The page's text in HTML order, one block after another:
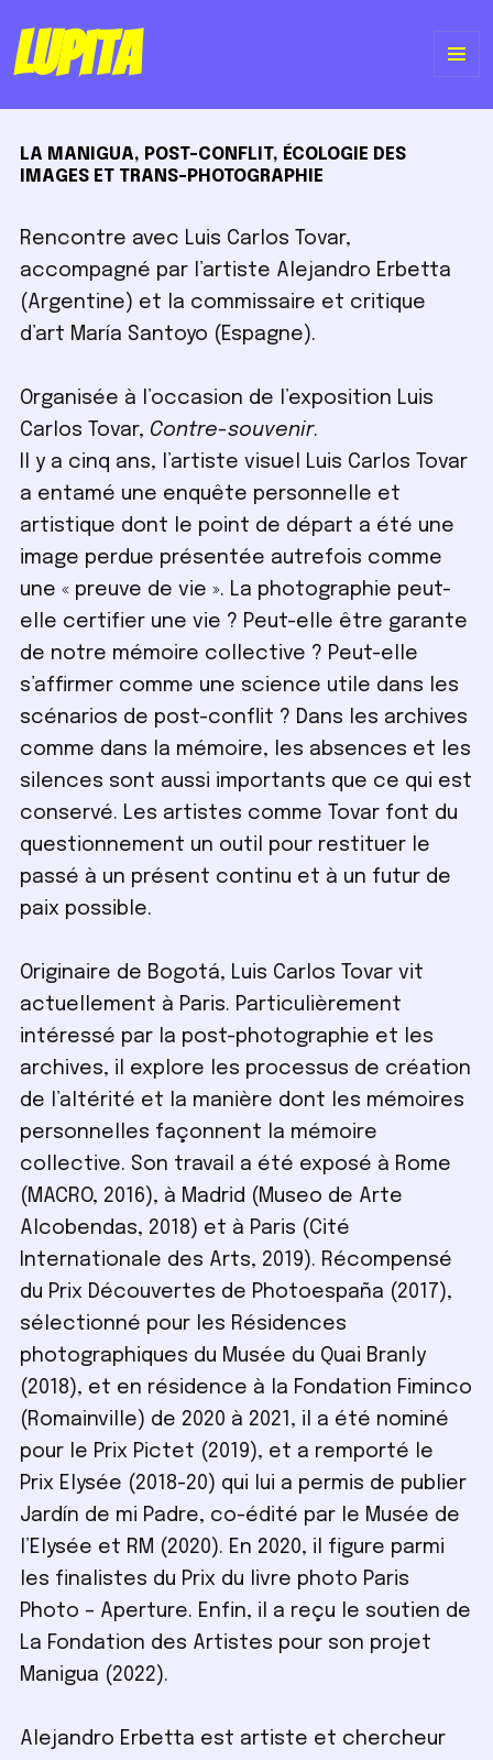
Lupita
LA MANIGUA, POST-CONFLIT, ÉCOLOGIE DES
IMAGES ET TRANS-PHOTOGRAPHIE
Rencontre avec Luis Carlos Tovar,
accompagné par l’artiste Alejandro Erbetta
(Argentine) et la commissaire et critique
d’art María Santoyo (Espagne).
Organisée à l’occasion de l’exposition Luis
Carlos Tovar, Contre-souvenir.
Il y a cinq ans, l’artiste visuel Luis Carlos Tovar
a entamé une enquête personnelle et
artistique dont le point de départ a été une
image perdue présentée autrefois comme
une « preuve de vie ». La photographie peut-
elle certifier une vie ? Peut-elle être garante
de notre mémoire collective ? Peut-elle
s’affirmer comme une science utile dans les
scénarios de post-conflit ? Dans les archives
comme dans la mémoire, les absences et les
silences sont aussi importants que ce qui est
conservé. Les artistes comme Tovar font du
questionnement un outil pour restituer le
passé à un présent continu et à un futur de
paix possible.
Originaire de Bogotá, Luis Carlos Tovar vit
actuellement à Paris. Particulièrement
intéressé par la post-photographie et les
archives, il explore les processus de création
de l’altérité et la manière dont les mémoires
personnelles façonnent la mémoire
collective. Son travail a été exposé à Rome
(MACRO, 2016), à Madrid (Museo de Arte
Alcobendas, 2018) et à Paris (Cité
Internationale des Arts, 2019). Récompensé
du Prix Découvertes de Photoespaña (2017),
sélectionné pour les Résidences
photographiques du Musée du Quai Branly
(2018), et en résidence à la Fondation Fiminco
(Romainville) de 2020 à 2021, il a été nominé
pour le Prix Pictet (2019), et a remporté le
Prix Elysée (2018-20) qui lui a permis de publier
Jardín de mi Padre, co-édité par le Musée de
l’Elysée et RM (2020). En 2020, il figure parmi
les finalistes du Prix du livre photo Paris
Photo – Aperture. Enfin, il a reçu le soutien de
La Fondation des Artistes pour son projet
Manigua (2022).
Alejandro Erbetta est artiste et chercheur